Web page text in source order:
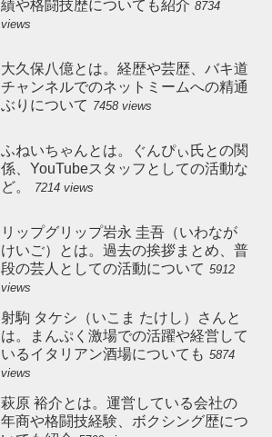
績や格闘技歴についても紹介 8734
views
大久保八億とは。経歴や芸歴、バキ道
チャンネルでのネットミームへの精通
ぶりについて 7458 views
ふねいちゃんとは。ぐんぴぃ氏との関
係、YouTubeスタッフとしての活動な
ど。
7214 views
リップグリップ岩永 圭吾（いわなが
けいご）とは。過去の挨拶まとめ、普
段の芸人としての活動について 5912
views
射駒 タケシ（いこま たけし）さんと
は。まんぷく激場での活躍や経営して
いるイタリアン酒場についても 5874
views
萩原 裕介とは。運営している会社の
年商や格闘技経験、ボクシング歴につ